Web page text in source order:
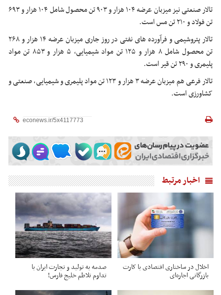
تالار صنعتی نیز میزبان عرضه ۱۰۴ هزار و ۹۰۳ تن محصول شامل ۱۰۴ هزار و ۶۹۳
تن فولاد و ۲۱۰ تن مس است.
تالار پتروشیمی و فرآورده های نفتی در روز جاری میزبان عرضه ۱۴ هزار و ۲۶۸
تن محصول شامل ۸ هزار و ۱۲۵ تن مواد شیمیایی، ۵ هزار و ۸۵۳ تن مواد
پلیمری و ۲۹۰ تن قیر است.
تالار فرعی هم میزبان عرضه ۳ هزار و ۱۲۳ تن مواد پلیمری و شیمیایی، صنعتی و
کشاورزی است.
اخبار مرتبط
اخلال در ساختاری اقتصادی با کارت‌
بازرگانی اجاره‌ای
صدمه به تولید و تجارت ایران با
تداوم تلاطم خلیج فارس!